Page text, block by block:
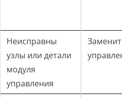
Неисправны
узлы или детали
модуля
управления